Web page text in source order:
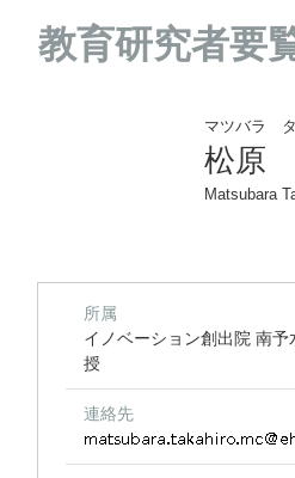
教育研究者要
マツバラ
松原
Matsubara
所属
イノベーション創出院 南
授
連絡先